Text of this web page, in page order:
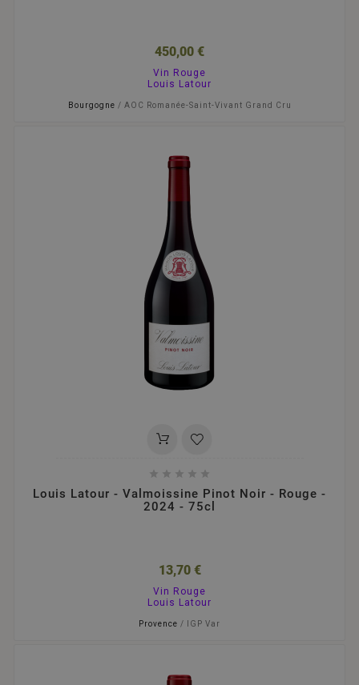
450,00 €
Vin Rouge
Louis Latour
Bourgogne / AOC Romanée-Saint-Vivant Grand Cru
    
Louis Latour - Valmoissine Pinot Noir - Rouge -
2024 - 75cl
13,70 €
Vin Rouge
Louis Latour
Provence / IGP Var